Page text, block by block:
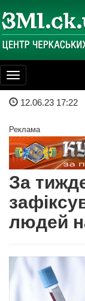
Toggle
navigation
12.06.23 17:22
Реклама
За
людей